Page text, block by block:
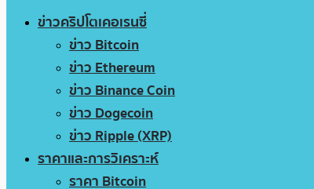
ข่าวคริปโตเคอเรนซี่
ข่าว Bitcoin
ข่าว Ethereum
ข่าว Binance Coin
ข่าว Dogecoin
ข่าว Ripple (XRP)
ราคาและการวิเคราะห์
ราคา Bitcoin